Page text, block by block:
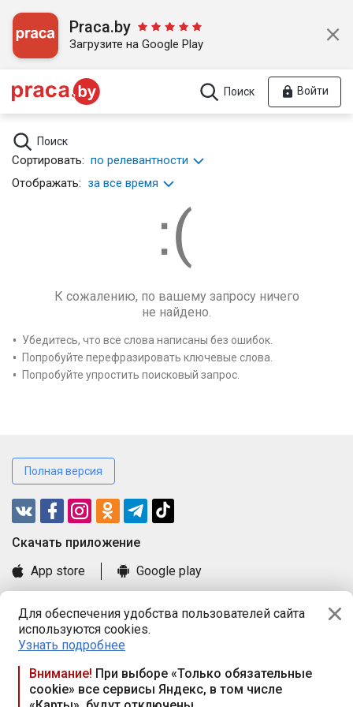
Для обеспечения удобства пользователей сайта
используются cookies.
Узнать подробнее
Внимание! При выборе «Только обязательные
cookie» все сервисы Яндекс, в том числе
Praca.by
Загрузите на Google Play
Поиск Войти
Поиск
Сортировать: по релевантности
Отображать: за все время
К сожалению, по вашему запросу ничего
не найдено.
Убедитесь, что все слова написаны без ошибок.
Попробуйте перефразировать ключевые слова.
Попробуйте упростить поисковый запрос.
Полная версия
Cкачать приложение
App store
Google play
Книга замечаний и предложений
Правила и документы
Praca.by © 2000—2026, ООО «ПРАЦА БАЙ»
Республика Беларусь, 220114, г. Минск, пр-т Независимости
117а, пом. № 9.